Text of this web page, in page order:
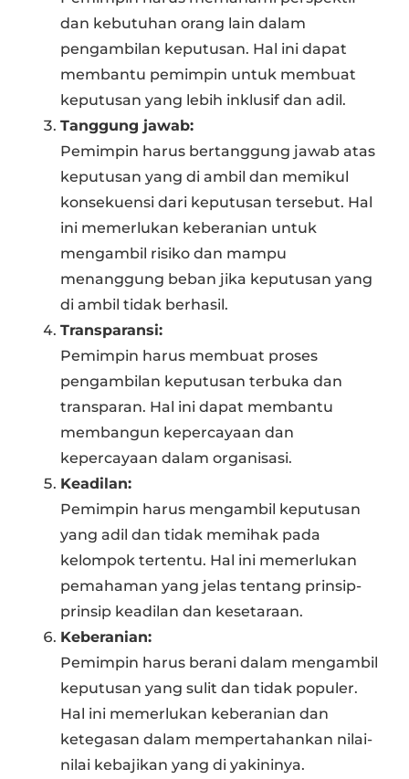
dan kebutuhan orang lain dalam
pengambilan keputusan. Hal ini dapat
membantu pemimpin untuk membuat
keputusan yang lebih inklusif dan adil.
Tanggung jawab:
Pemimpin harus bertanggung jawab atas
keputusan yang di ambil dan memikul
konsekuensi dari keputusan tersebut. Hal
ini memerlukan keberanian untuk
mengambil risiko dan mampu
menanggung beban jika keputusan yang
di ambil tidak berhasil.
Transparansi:
Pemimpin harus membuat proses
pengambilan keputusan terbuka dan
transparan. Hal ini dapat membantu
membangun kepercayaan dan
kepercayaan dalam organisasi.
Keadilan:
Pemimpin harus mengambil keputusan
yang adil dan tidak memihak pada
kelompok tertentu. Hal ini memerlukan
pemahaman yang jelas tentang prinsip-
prinsip keadilan dan kesetaraan.
Keberanian:
Pemimpin harus berani dalam mengambil
keputusan yang sulit dan tidak populer.
Hal ini memerlukan keberanian dan
ketegasan dalam mempertahankan nilai-
nilai kebajikan yang di yakininya.